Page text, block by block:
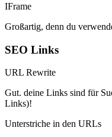
IFrame
Großartig, denn du
SEO Links
URL Rewrite
Gut. deine Links sind für
Links)!
Unterstriche in den URLs